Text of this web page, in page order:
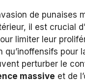
de punaises
il est crucial
limiter leur
qu’inoffensifs pour
perturber le
massive et de